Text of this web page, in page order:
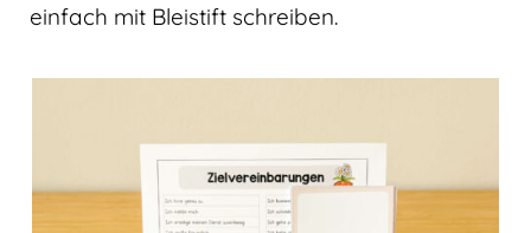
einfach mit Bleistift schreiben.